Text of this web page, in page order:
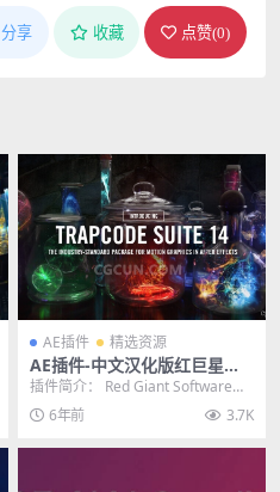
分享 收藏 点赞(0)
AE插件 精选资源
AE插件-中文汉化版红巨星粒
子套装 Red Giant Trapcode
Suite 14.1.4 WIN版
插件简介： Red Giant Software红
巨星软件公司发布Trapcod...
6年前 3.7K